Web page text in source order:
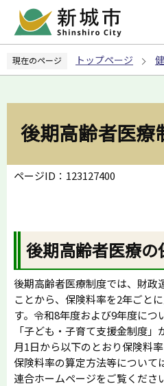
ペ
の
現在のページ トップページ
後期高齢者医療
ページID：123127400
後期高齢者医療の
後期高齢者医療制度では、財政
ことから、保険料率を2年ごと
す。令和8年度および9年度に
「子ども・子育て支援金制度
月1日から以下のとおり保険料率
保険料率の算定方法等について
連合ホームページをご覧くださ